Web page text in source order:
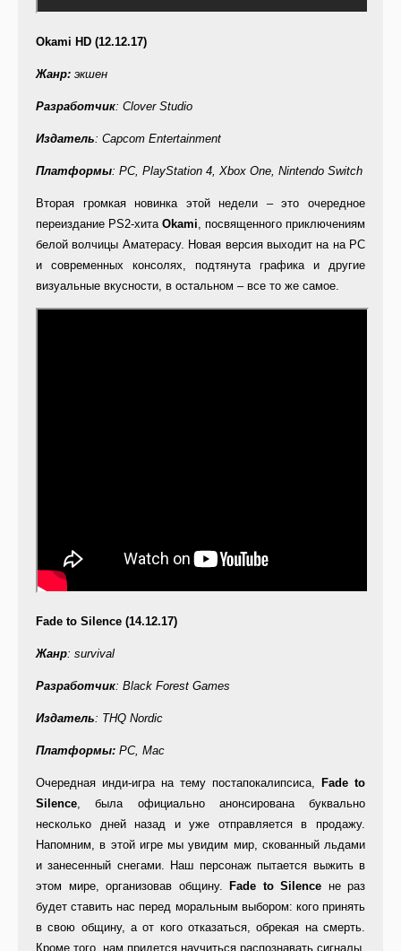
Okami HD (12.12.17)
Жанр: экшен
Разработчик: Clover Studio
Издатель: Capcom Entertainment
Платформы: PC, PlayStation 4, Xbox One, Nintendo Switch
Вторая громкая новинка этой недели – это очередное
переиздание PS2-хита Okami, посвященного приключениям
белой волчицы Аматерасу. Новая версия выходит на на PC
и современных консолях, подтянута графика и другие
визуальные вкусности, в остальном – все то же самое.
Fade to Silence (14.12.17)
Жанр: survival
Разработчик: Black Forest Games
Издатель: THQ Nordic
Платформы: PC, Mac
Очередная инди-игра на тему постапокалипсиса, Fade to
Silence, была официально анонсирована буквально
несколько дней назад и уже отправляется в продажу.
Напомним, в этой игре мы увидим мир, скованный льдами
и занесенный снегами. Наш персонаж пытается выжить в
этом мире, организовав общину.
Fade to Silence не раз
будет ставить нас перед моральным выбором: кого принять
в свою общину, а от кого отказаться, обрекая на смерть.
Кроме того, нам придется научиться распознавать сигналы,